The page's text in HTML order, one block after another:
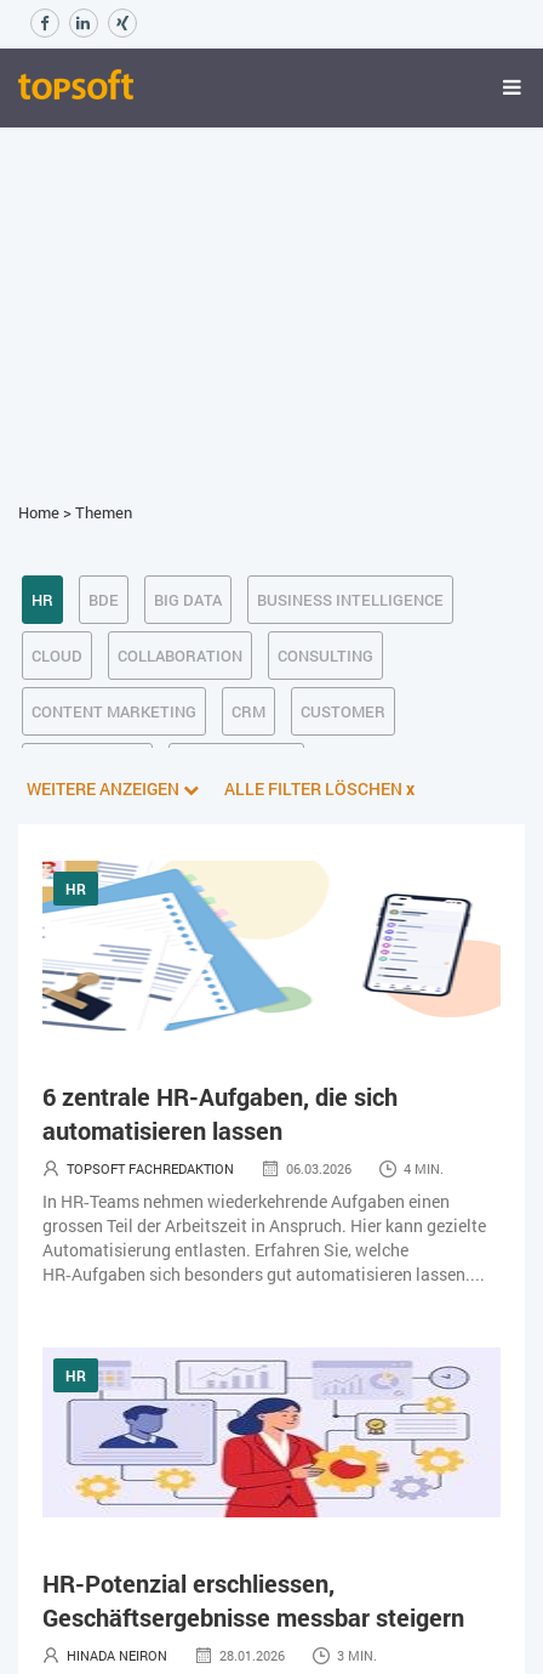
Home>Themen
HR BDE BIG DATA BUSINESS INTELLIGENCE
CLOUD COLLABORATION CONSULTING
CONTENT MARKETING CRM CUSTOMER
E-BUSINESS ECM/DMS E-COMMERCE
ERP FALLSTUDIEN FERTIGUNG FINANZSOFTWARE
HANDEL INDUSTRIE 4.0 IT AUS- UND WEITERBILDUNG
KI IM ERP KÜNSTLICHE INTELLIGENZ LOGISTIK
LOHN MANAGEMENT & FÜHRUNG
MARKETING MOBILE ONLINE-MARKETING
OPEN SOURCE PIM PROJEKTMANAGEMENT SEO
SOCIAL COMMERCE SOCIAL-MEDIA
SOFTWARE-AS-A-SERVICE SOFTWAREENTWICKLUNG
SWONET TRANSPORTLOGISTIK / LAGER
USER EXPERIENCE WEBDESIGN WEB-SHOP
ZEITWIRTSCHAFT
WEITERE ANZEIGEN ALLE FILTER LÖSCHEN x
HR
6 zentrale HR-Aufgaben, die sich
automatisieren lassen
TOPSOFT FACHREDAKTION 06.03.2026 4 MIN.
In HR‑Teams nehmen wiederkehrende Aufgaben einen
grossen Teil der Arbeitszeit in Anspruch. Hier kann gezielte
Automatisierung entlasten. Erfahren Sie, welche
HR‑Aufgaben sich besonders gut automatisieren lassen....
HR
HR-Potenzial erschliessen,
Geschäftsergebnisse messbar steigern
HINADA NEIRON 28.01.2026 3 MIN.